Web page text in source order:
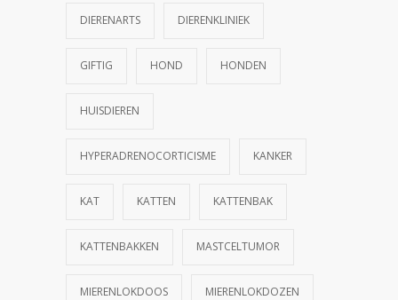
DIERENARTS DIERENKLINIEK
GIFTIG HOND HONDEN
HUISDIEREN
HYPERADRENOCORTICISME KANKER
KAT KATTEN KATTENBAK
KATTENBAKKEN MASTCELTUMOR
MIERENLOKDOOS MIERENLOKDOZEN